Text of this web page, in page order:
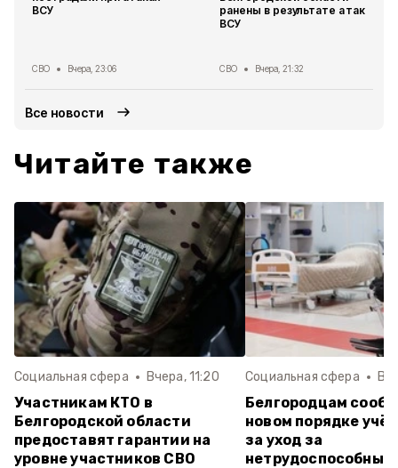
ВСУ
СВО Вчера, 23:06
ранены в результате атак
ВСУ
СВО Вчера, 21:32
Все новости
Читайте также
Социальная сфера Вчера, 11:20
Участникам КТО в
Белгородской области
предоставят гарантии на
уровне участников СВО
Социальная сфера
Белгородцам
новом порядке
за уход за